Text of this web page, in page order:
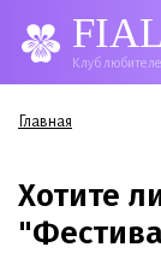
Клуб
Вы здесь
Главная
Хотите